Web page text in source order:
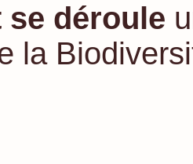
se déroule
la